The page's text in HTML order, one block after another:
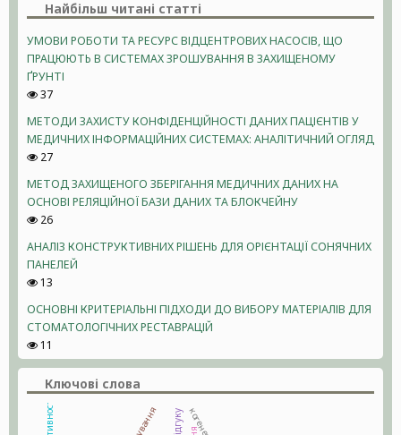
Найбільш читані статті
УМОВИ РОБОТИ ТА РЕСУРС ВІДЦЕНТРОВИХ НАСОСІВ, ЩО
ПРАЦЮЮТЬ В СИСТЕМАХ ЗРОШУВАННЯ В ЗАХИЩЕНОМУ
ҐРУНТІ
37
МЕТОДИ ЗАХИСТУ КОНФІДЕНЦІЙНОСТІ ДАНИХ ПАЦІЄНТІВ У
МЕДИЧНИХ ІНФОРМАЦІЙНИХ СИСТЕМАХ: АНАЛІТИЧНИЙ ОГЛЯД
27
МЕТОД ЗАХИЩЕНОГО ЗБЕРІГАННЯ МЕДИЧНИХ ДАНИХ НА
ОСНОВІ РЕЛЯЦІЙНОЇ БАЗИ ДАНИХ ТА БЛОКЧЕЙНУ
26
АНАЛІЗ КОНСТРУКТИВНИХ РІШЕНЬ ДЛЯ ОРІЄНТАЦІЇ СОНЯЧНИХ
ПАНЕЛЕЙ
13
ОСНОВНІ КРИТЕРІАЛЬНІ ПІДХОДИ ДО ВИБОРУ МАТЕРІАЛІВ ДЛЯ
СТОМАТОЛОГІЧНИХ РЕСТАВРАЦІЙ
11
Ключові слова